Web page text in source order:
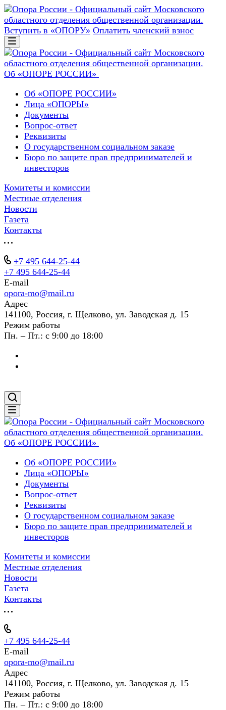
Вступить в «ОПОРУ» Оплатить членский взнос
Об «ОПОРЕ РОССИИ»
Об «ОПОРЕ РОССИИ»
Лица «ОПОРЫ»
Документы
Вопрос-ответ
Реквизиты
О государственном социальном заказе
Бюро по защите прав предпринимателей и
инвесторов
Комитеты и комиссии
Местные отделения
Новости
Газета
Контакты
+7 495 644-25-44
+7 495 644-25-44
E-mail
opora-mo@mail.ru
Адрес
141100, Россия, г. Щелково, ул. Заводская д. 15
Режим работы
Пн. – Пт.: с 9:00 до 18:00
Об «ОПОРЕ РОССИИ»
Об «ОПОРЕ РОССИИ»
Лица «ОПОРЫ»
Документы
Вопрос-ответ
Реквизиты
О государственном социальном заказе
Бюро по защите прав предпринимателей и
инвесторов
Комитеты и комиссии
Местные отделения
Новости
Газета
Контакты
+7 495 644-25-44
E-mail
opora-mo@mail.ru
Адрес
141100, Россия, г. Щелково, ул. Заводская д. 15
Режим работы
Пн. – Пт.: с 9:00 до 18:00